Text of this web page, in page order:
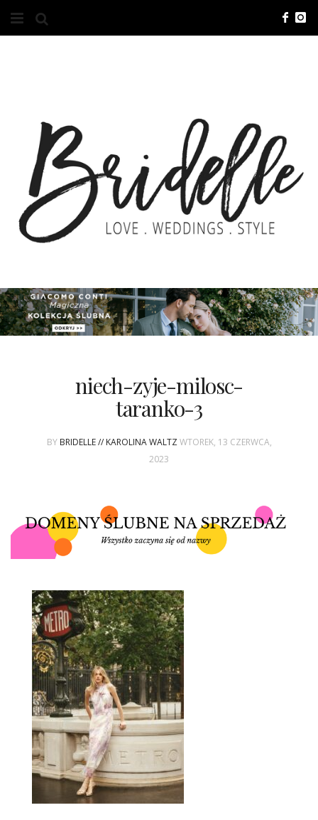
O NAS
KONTAKT
REKLAMA
ADVERTISING
ZGŁOSZENIA
SPONSORING
WASZE ŚLUBY
BRI GROUP
ŚLUBNE STYLE
MAGAZYNY
ARCHIWUM
niech-zyje-milosc-
taranko-3
BY BRIDELLE // KAROLINA WALTZ WTOREK, 13 CZERWCA,
2023